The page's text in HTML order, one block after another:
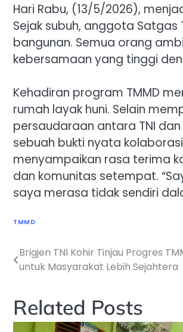
Hari Rabu, (13/5/2026),
Sejak subuh, anggota
bangunan. Semua orang
kebersamaan yang tinggi
Kehadiran program TMMD
rumah layak huni. Selain
persaudaraan antara TNI
sebuah bukti nyata
menyampaikan rasa terima
dan komunitas setempat.
saya merasa tidak sendiri
TMMD
Navigasi
Brigjen TNI Kohir Tinjau Progres
untuk Masyarakat Lebih Sejahtera
Related Posts